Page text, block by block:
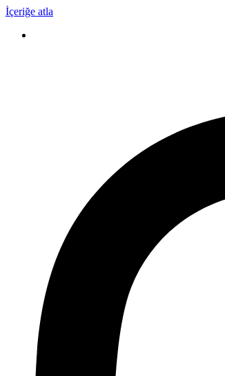
İçeriğe atla